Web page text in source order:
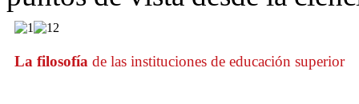
La filosofía de las instituciones de educación superior